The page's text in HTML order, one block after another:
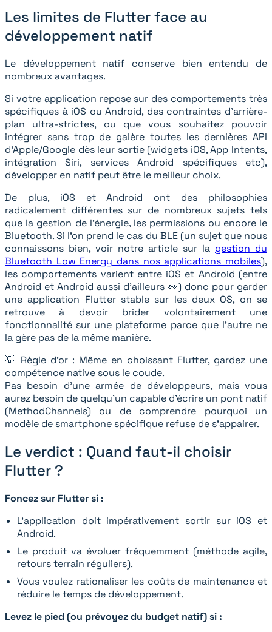
Les limites de Flutter face au
développement natif
Le développement natif conserve bien entendu de
nombreux avantages.
Si votre application repose sur des comportements très
spécifiques à iOS ou Android, des contraintes d’arrière-
plan ultra-strictes, ou que vous souhaitez pouvoir
intégrer sans trop de galère toutes les dernières API
d’Apple/Google dès leur sortie (widgets iOS, App Intents,
intégration Siri, services Android spécifiques etc),
développer en natif peut être le meilleur choix.
De plus, iOS et Android ont des philosophies
radicalement différentes sur de nombreux sujets tels
que la gestion de l'énergie, les permissions ou encore le
Bluetooth. Si l’on prend le cas du BLE (un sujet que nous
connaissons bien, voir notre article sur la gestion du
Bluetooth Low Energy dans nos applications mobiles),
les comportements varient entre iOS et Android (entre
Android et Android aussi d’ailleurs 👀) donc pour garder
une application Flutter stable sur les deux OS, on se
retrouve à devoir brider volontairement une
fonctionnalité sur une plateforme parce que l'autre ne
la gère pas de la même manière.
💡 Règle d’or : Même en choissant Flutter, gardez une
compétence native sous le coude.
Pas besoin d’une armée de développeurs, mais vous
aurez besoin de quelqu’un capable d’écrire un pont natif
(MethodChannels) ou de comprendre pourquoi un
modèle de smartphone spécifique refuse de s’appairer.
Le verdict : Quand faut-il choisir
Flutter ?
Foncez sur Flutter si :
L'application doit impérativement sortir sur iOS et
Android.
Le produit va évoluer fréquemment (méthode agile,
retours terrain réguliers).
Vous voulez rationaliser les coûts de maintenance et
réduire le temps de développement.
Levez le pied (ou prévoyez du budget natif) si :